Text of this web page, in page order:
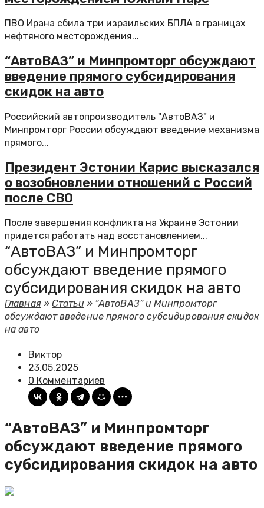
ПВО Ирана сбила три израильских БПЛА в границах
нефтяного месторождения...
“АвтоВАЗ” и Минпромторг обсуждают
введение прямого субсидирования
скидок на авто
Российский автопроизводитель "АвтоВАЗ" и
Минпромторг России обсуждают введение механизма
прямого...
Президент Эстонии Карис высказался
о возобновлении отношений с Россий
после СВО
После завершения конфликта на Украине Эстонии
придется работать над восстановлением...
“АвтоВАЗ” и Минпромторг
обсуждают введение прямого
субсидирования скидок на авто
Главная»Статьи » “АвтоВАЗ” и Минпромторг
обсуждают введение прямого субсидирования скидок
на авто
Виктор
23.05.2025
0 Комментариев
“АвтоВАЗ” и Минпромторг
обсуждают введение прямого
субсидирования скидок на авто